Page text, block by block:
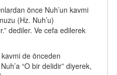
önce Nuh’un kavmi
(Hz. Nuh’u)
dediler. Ve cefa edilerek
de önceden
“O bir delidir” diyerek,